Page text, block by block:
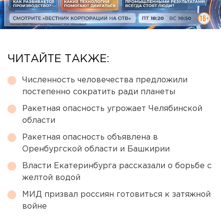
ЧИТАЙТЕ ТАКЖЕ:
Численность человечества предложили
постепенно сократить ради планеты
Ракетная опасность угрожает Челябинской
области
Ракетная опасность объявлена в
Оренбургской области и Башкирии
Власти Екатеринбурга рассказали о борьбе с
желтой водой
МИД призвал россиян готовиться к затяжной
войне